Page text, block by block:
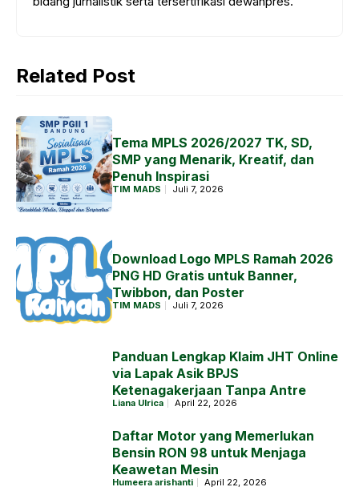
Related Post
Tema MPLS 2026/2027 TK, SD,
SMP yang Menarik, Kreatif, dan
Penuh Inspirasi
TIM MADS Juli 7, 2026
Download Logo MPLS Ramah 2026
PNG HD Gratis untuk Banner,
Twibbon, dan Poster
TIM MADS Juli 7, 2026
Panduan Lengkap Klaim JHT Online
via Lapak Asik BPJS
Ketenagakerjaan Tanpa Antre
Liana Ulrica April 22, 2026
Daftar Motor yang Memerlukan
Bensin RON 98 untuk Menjaga
Keawetan Mesin
Humeera arishanti April 22, 2026